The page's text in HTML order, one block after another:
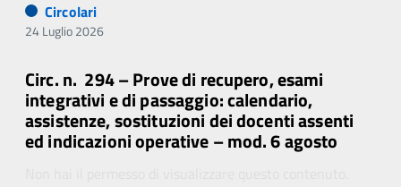
Circolari
24 Luglio 2026
Circ. n. 294 – Prove di recupero, esami
integrativi e di passaggio: calendario,
assistenze, sostituzioni dei docenti assenti
ed indicazioni operative – mod. 6 agosto